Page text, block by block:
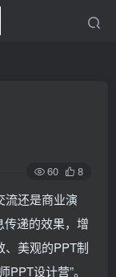
60 8
流还是商业演
递的效果，增
、美观的PPT制
设计营”。